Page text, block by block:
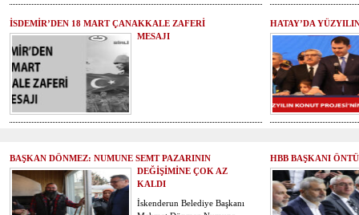
İSDEMİR’DEN 18 MART ÇANAKKALE ZAFERİ
MESAJI
HATAY’DA
BAŞKAN DÖNMEZ: NUMUNE SEMT PAZARININ
DEĞİŞİMİNE ÇOK AZ
KALDI
İskenderun Belediye Başkanı
HBB BAŞKANI